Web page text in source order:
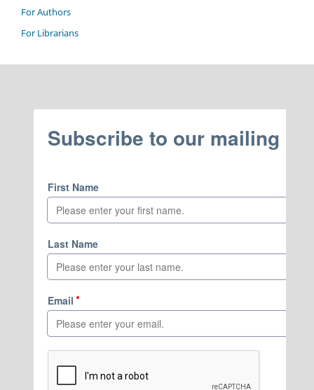
For Authors
For Librarians